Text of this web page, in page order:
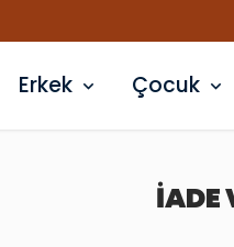
Erkek Çocuk
İADE